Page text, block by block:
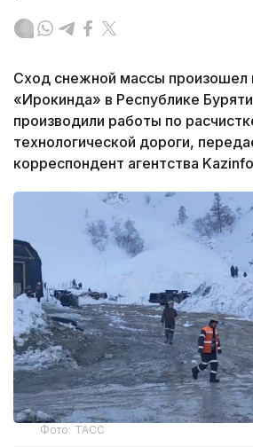
Сход снежной массы произошел
«Ирокинда» в Республике
производили работы по
технологической дороги,
корреспондент агентства
Фото: ТАСС